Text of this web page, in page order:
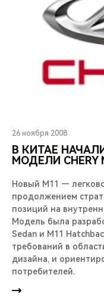
26 ноября 2008
В КИТАЕ
МОДЕЛИ CHERY
Новый М11 —
продолжением
позиций на
Модель была
Sedan и M11
требований в
дизайна, и
потребителей.